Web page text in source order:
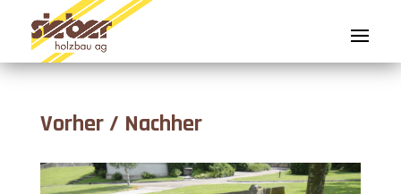
Vorher / Nachher